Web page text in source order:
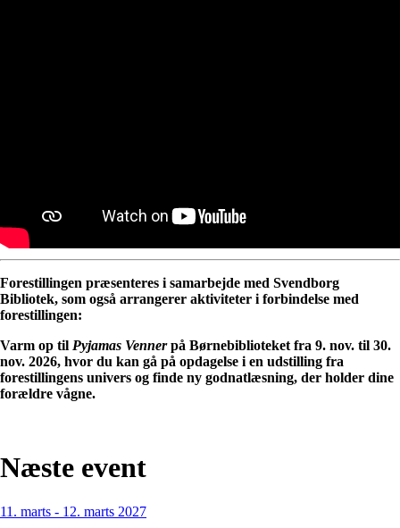
Forestillingen præsenteres i samarbejde med Svendborg
Bibliotek, som også arrangerer aktiviteter i forbindelse med
forestillingen:
Varm op til Pyjamas Vennerpå Børnebiblioteket fra 9. nov. til 30.
nov. 2026, hvor du kan gå på opdagelse i en udstilling fra
forestillingens univers og finde ny godnatlæsning, der holder dine
forældre vågne.
Næste event
11. marts - 12. marts 2027